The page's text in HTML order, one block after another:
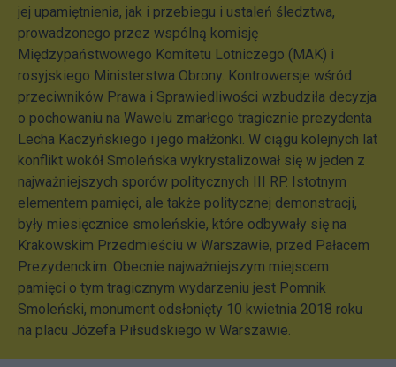
jej upamiętnienia, jak i przebiegu i ustaleń śledztwa,
prowadzonego przez wspólną komisję
Międzypaństwowego Komitetu Lotniczego (MAK) i
rosyjskiego Ministerstwa Obrony. Kontrowersje wśród
przeciwników Prawa i Sprawiedliwości wzbudziła decyzja
o pochowaniu na Wawelu zmarłego tragicznie prezydenta
Lecha Kaczyńskiego i jego małżonki. W ciągu kolejnych lat
konflikt wokół Smoleńska wykrystalizował się w jeden z
najważniejszych sporów politycznych III RP. Istotnym
elementem pamięci, ale także politycznej demonstracji,
były miesięcznice smoleńskie, które odbywały się na
Krakowskim Przedmieściu w Warszawie, przed Pałacem
Prezydenckim. Obecnie najważniejszym miejscem
pamięci o tym tragicznym wydarzeniu jest Pomnik
Smoleński, monument odsłonięty 10 kwietnia 2018 roku
na placu Józefa Piłsudskiego w Warszawie.